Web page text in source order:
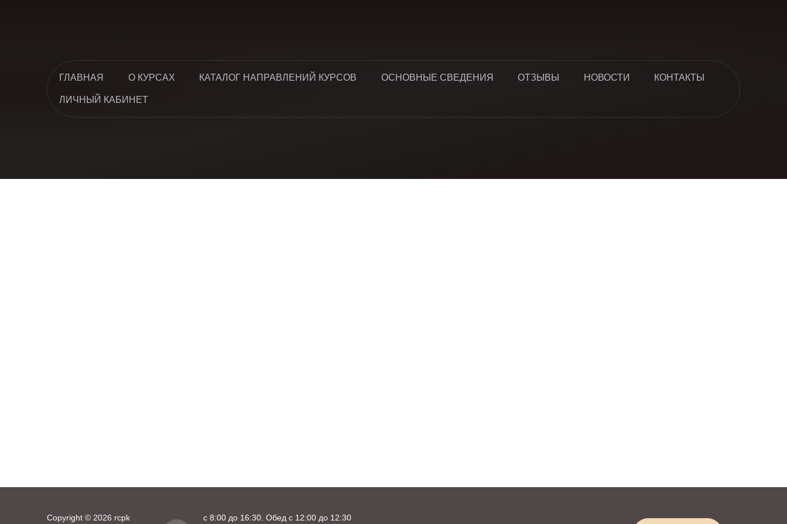
ГЛАВНАЯ О КУРСАХ КАТАЛОГ НАПРАВЛЕНИЙ КУРСОВ ОСНОВНЫЕ СВЕДЕНИЯ ОТЗЫВЫ НОВОСТИ КОНТАКТЫ
ЛИЧНЫЙ КАБИНЕТ
Copyright © 2026 rcpk с 8:00 до 16:30. Обед с 12:00 до 12:30